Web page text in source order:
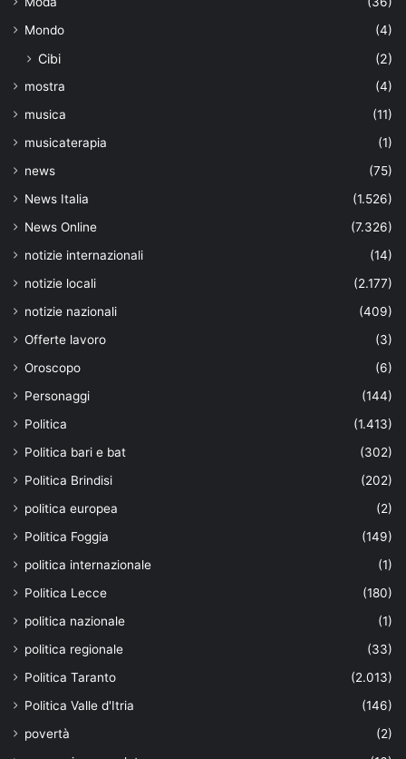
Mondo
(4)
Cibi (2)
mostra
(4)
musica
(11)
musicaterapia
(1)
news
(75)
News Italia
(1.526)
News Online
(7.326)
notizie internazionali
(14)
notizie locali
(2.177)
notizie nazionali
(409)
Offerte lavoro
(3)
Oroscopo
(6)
Personaggi
(144)
Politica
(1.413)
Politica bari e bat
(302)
Politica Brindisi
(202)
politica europea
(2)
Politica Foggia
(149)
politica internazionale
(1)
Politica Lecce
(180)
politica nazionale
(1)
politica regionale
(33)
Politica Taranto
(2.013)
Politica Valle d'Itria
(146)
povertà
(2)